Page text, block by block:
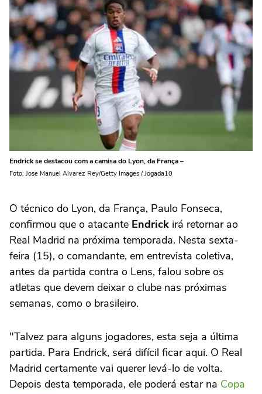
Endrick se destacou com a camisa do Lyon, da França –
Foto: Jose Manuel Alvarez Rey/Getty Images / Jogada10
O técnico do Lyon, da França, Paulo Fonseca,
confirmou que o atacante Endrick irá retornar ao
Real Madrid na próxima temporada. Nesta sexta-
feira (15), o comandante, em entrevista coletiva,
antes da partida contra o Lens, falou sobre os
atletas que devem deixar o clube nas próximas
semanas, como o brasileiro.
"Talvez para alguns jogadores, esta seja a última
partida. Para Endrick, será difícil ficar aqui. O Real
Madrid certamente vai querer levá-lo de volta.
Depois desta temporada, ele poderá estar na Copa